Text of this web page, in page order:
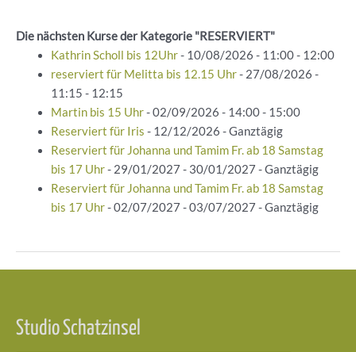
Die nächsten Kurse der Kategorie "RESERVIERT"
Kathrin Scholl bis 12Uhr- 10/08/2026 - 11:00 - 12:00
reserviert für Melitta bis 12.15 Uhr- 27/08/2026 -
11:15 - 12:15
Martin bis 15 Uhr- 02/09/2026 - 14:00 - 15:00
Reserviert für Iris - 12/12/2026 - Ganztägig
Reserviert für Johanna und Tamim Fr. ab 18 Samstag
bis 17 Uhr- 29/01/2027 - 30/01/2027 - Ganztägig
Reserviert für Johanna und Tamim Fr. ab 18 Samstag
bis 17 Uhr- 02/07/2027 - 03/07/2027 - Ganztägig
Studio Schatzinsel